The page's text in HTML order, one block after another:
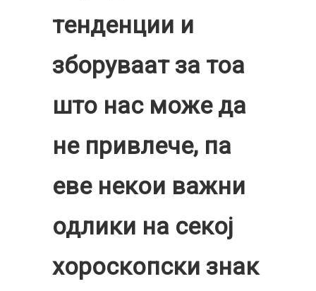
тенденции и
зборуваат за тоа
што нас може да
не привлече, па
еве некои важни
одлики на секој
хороскопски знак